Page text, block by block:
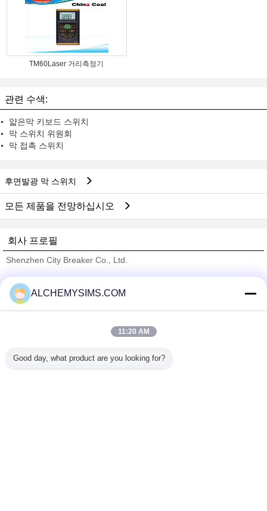
TM60Laser 거리측정기
관련 수색:
얇은막 키보드 스위치
막 스위치 위원회
막 접촉 스위치
후면발광 막 스위치
모든 제품을 전망하십시오
회사 프로필
Shenzhen City Breaker Co., Ltd.
Trust Seal
Verified Suplier
모든 제품
ALCHEMYSIMS.COM
11:20 AM
Good day, what product are you looking for?